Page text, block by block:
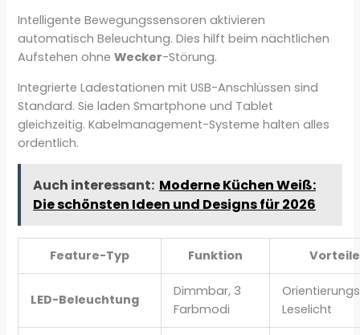
Intelligente Bewegungssensoren aktivieren
automatisch Beleuchtung. Dies hilft beim nächtlichen
Aufstehen ohneWecker-Störung.
Integrierte Ladestationen mit USB-Anschlüssen sind
Standard. Sie laden Smartphone und Tablet
gleichzeitig. Kabelmanagement-Systeme halten alles
ordentlich.
Auch interessant: Moderne Küchen Weiß:
Die schönsten Ideen und Designs für 2026
Feature-Typ Funktion Vorteile
LED-Beleuchtung
Dimmbar, 3
Farbmodi
Leselicht